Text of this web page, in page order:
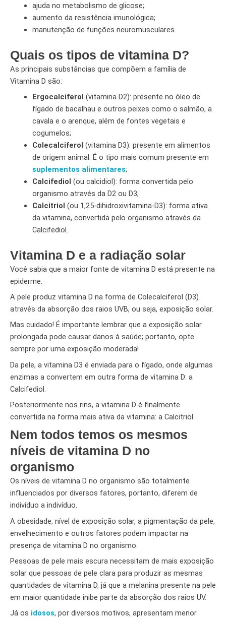
ajuda no metabolismo de glicose;
aumento da resistência imunológica;
manutenção de funções neuromusculares.
Quais os tipos de vitamina D?
As principais substâncias que compõem a família de
Vitamina D são:
Ergocalciferol (vitamina D2): presente no óleo de
fígado de bacalhau e outros peixes como o salmão, a
cavala e o arenque, além de fontes vegetais e
cogumelos;
Colecalciferol (vitamina D3): presente em alimentos
de origem animal. É o tipo mais comum presente em
suplementos alimentares;
Calcifediol (ou calcidiol): forma convertida pelo
organismo através da D2 ou D3;
Calcitriol (ou 1,25-dihidroxivitamina-D3): forma ativa
da vitamina, convertida pelo organismo através da
Calcifediol.
Vitamina D e a radiação solar
Você sabia que a maior fonte de vitamina D está presente na
epiderme.
A pele produz vitamina D na forma de Colecalciferol (D3)
através da absorção dos raios UVB, ou seja, exposição solar.
Mas cuidado! É importante lembrar que a exposição solar
prolongada pode causar danos à saúde; portanto, opte
sempre por uma exposição moderada!
Da pele, a vitamina D3 é enviada para o fígado, onde algumas
enzimas a convertem em outra forma de vitamina D: a
Calcifediol.
Posteriormente nos rins, a vitamina D é finalmente
convertida na forma mais ativa da vitamina: a Calcitriol.
Nem todos temos os mesmos
níveis de vitamina D no
organismo
Os níveis de vitamina D no organismo são totalmente
influenciados por diversos fatores, portanto, diferem de
indivíduo a indivíduo.
A obesidade, nível de exposição solar, a pigmentação da pele,
envelhecimento e outros fatores podem impactar na
presença de vitamina D no organismo.
Pessoas de pele mais escura necessitam de mais exposição
solar que pessoas de pele clara para produzir as mesmas
quantidades de vitamina D, já que a melanina presente na pele
em maior quantidade inibe parte da absorção dos raios UV.
Já os idosos, por diversos motivos, apresentam menor